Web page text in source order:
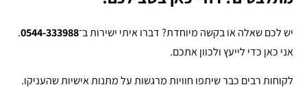
יש לכם שאלה או בקשה מיוחדת? דברו איתי ישירות ב־0544-333988
.
אני כאן כדי לייעץ ולכוון אתכם.
לקוחות רבים כבר שיתפו חוויות מרגשות על מתנות אישיות שהעניקו.